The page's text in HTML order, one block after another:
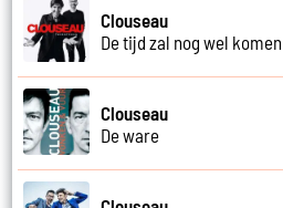
Clouseau
De tijd zal nog wel komen
Clouseau
De ware